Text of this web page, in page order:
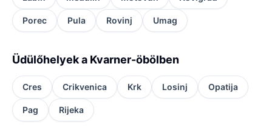
Porec Pula Rovinj Umag
Üdülőhelyek a Kvarner-öbölben
Cres Crikvenica Krk Losinj Opatija
Pag Rijeka